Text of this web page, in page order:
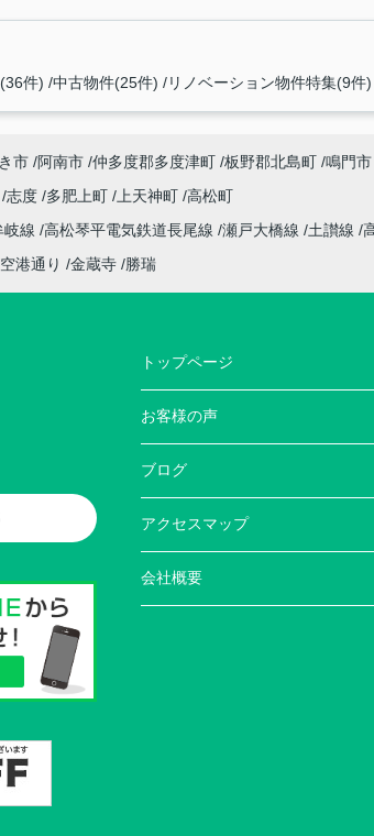
件) 中古物件(25件) リノベーション物件特集(9件)
市 阿南市 仲多度郡多度津町 板野郡北島町 鳴門市
志度 多肥上町 上天神町 高松町
岐線 高松琴平電気鉄道長尾線 瀬戸大橋線 土讃線
空港通り 金蔵寺 勝瑞
トップページ
お客様の声
ブログ
アクセスマップ
会社概要